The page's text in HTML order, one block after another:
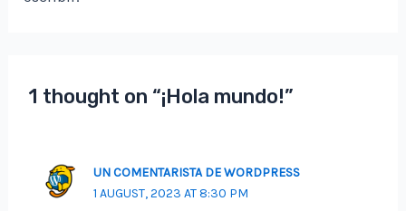
1 thought on “¡Hola mundo!”
UN COMENTARISTA DE WORDPRESS
1 AUGUST, 2023 AT 8:30 PM